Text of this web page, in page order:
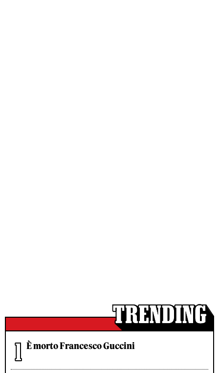
È morto Francesco Guccini